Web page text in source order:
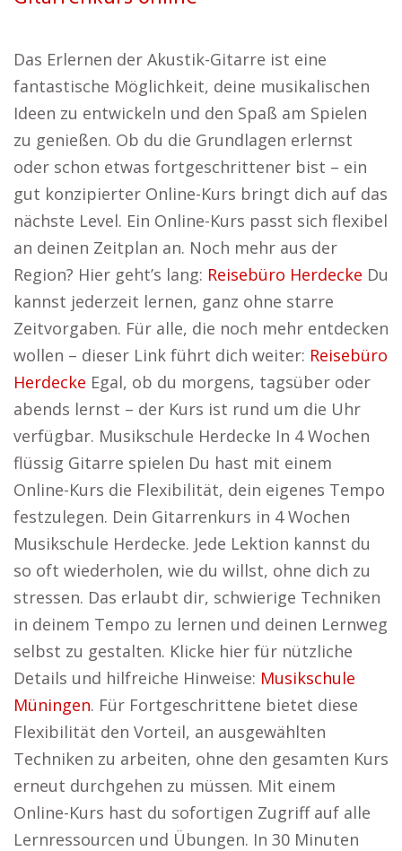
Das Erlernen der Akustik-Gitarre ist eine
fantastische Möglichkeit, deine musikalischen
Ideen zu entwickeln und den Spaß am Spielen
zu genießen. Ob du die Grundlagen erlernst
oder schon etwas fortgeschrittener bist – ein
gut konzipierter Online-Kurs bringt dich auf das
nächste Level. Ein Online-Kurs passt sich flexibel
an deinen Zeitplan an. Noch mehr aus der
Region? Hier geht’s lang: Reisebüro Herdecke Du
kannst jederzeit lernen, ganz ohne starre
Zeitvorgaben. Für alle, die noch mehr entdecken
wollen – dieser Link führt dich weiter: Reisebüro
Herdecke Egal, ob du morgens, tagsüber oder
abends lernst – der Kurs ist rund um die Uhr
verfügbar. Musikschule Herdecke In 4 Wochen
flüssig Gitarre spielen Du hast mit einem
Online-Kurs die Flexibilität, dein eigenes Tempo
festzulegen. Dein Gitarrenkurs in 4 Wochen
Musikschule Herdecke. Jede Lektion kannst du
so oft wiederholen, wie du willst, ohne dich zu
stressen. Das erlaubt dir, schwierige Techniken
in deinem Tempo zu lernen und deinen Lernweg
selbst zu gestalten. Klicke hier für nützliche
Details und hilfreiche Hinweise: Musikschule
Müningen. Für Fortgeschrittene bietet diese
Flexibilität den Vorteil, an ausgewählten
Techniken zu arbeiten, ohne den gesamten Kurs
erneut durchgehen zu müssen. Mit einem
Online-Kurs hast du sofortigen Zugriff auf alle
Lernressourcen und Übungen. In 30 Minuten